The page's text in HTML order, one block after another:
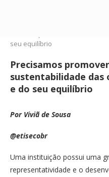
seu equilíbrio
Precisamos
sustentabilidade das
e do seu equilíbrio
Por Viviã de Sousa
@etisecobr
Uma instituição possui uma
representatividade e o